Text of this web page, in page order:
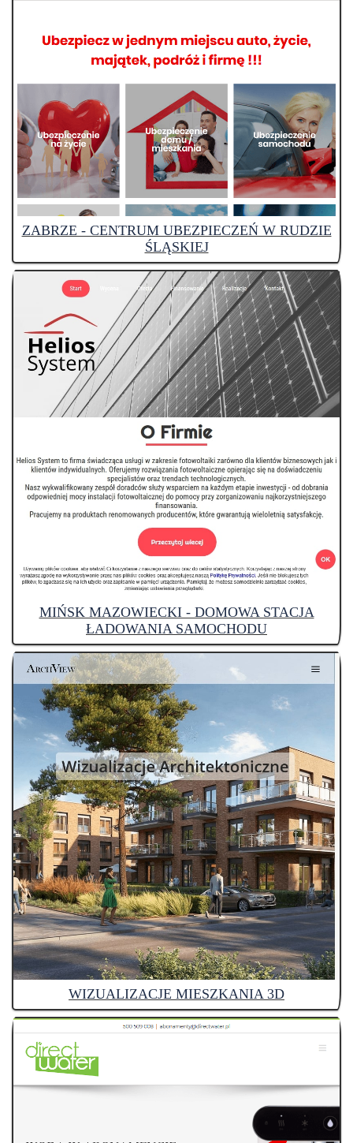
ZABRZE - CENTRUM UBEZPIECZEŃ W RUDZIE
ŚLĄSKIEJ
MIŃSK MAZOWIECKI - DOMOWA STACJA
ŁADOWANIA SAMOCHODU
WIZUALIZACJE MIESZKANIA 3D